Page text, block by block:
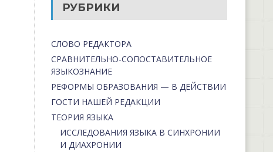
РУБРИКИ
СЛОВО РЕДАКТОРА
СРАВНИТЕЛЬНО-СОПОСТАВИТЕЛЬНОЕ
ЯЗЫКОЗНАНИЕ
РЕФОРМЫ ОБРАЗОВАНИЯ — В ДЕЙСТВИИ
ГОСТИ НАШЕЙ РЕДАКЦИИ
ТЕОРИЯ ЯЗЫКА
ИССЛЕДОВАНИЯ ЯЗЫКА В СИНХРОНИИ
И ДИАХРОНИИ